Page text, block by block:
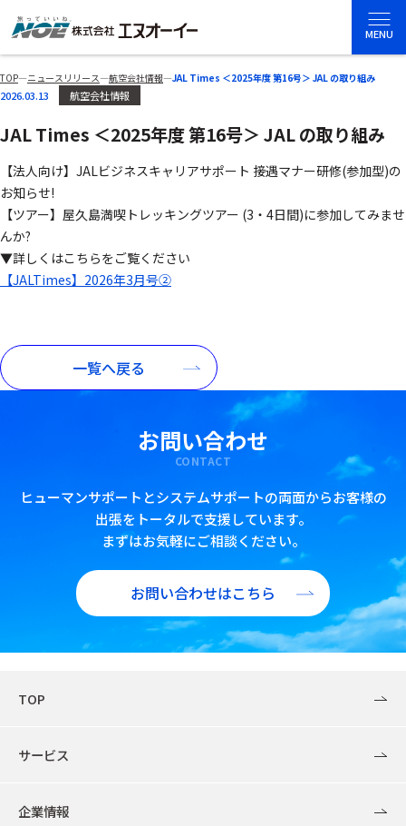
MENU
TOP―ニュースリリース―航空会社情報―JAL Times ＜2025年度 第16号＞ JAL の取り組み
2026.03.13 航空会社情報
JAL Times ＜2025年度 第16号＞ JAL の取り組み
【法人向け】JALビジネスキャリアサポート 接遇マナー研修(参加型)の
お知らせ!
【ツアー】屋久島満喫トレッキングツアー (3・4日間)に参加してみませ
んか?
▼詳しくはこちらをご覧ください
【JALTimes】2026年3月号②
一覧へ戻る
お問い合わせ
CONTACT
ヒューマンサポートとシステムサポートの両面からお客様の
出張をトータルで支援しています。
まずはお気軽にご相談ください。
お問い合わせはこちら
TOP
サービス
企業情報